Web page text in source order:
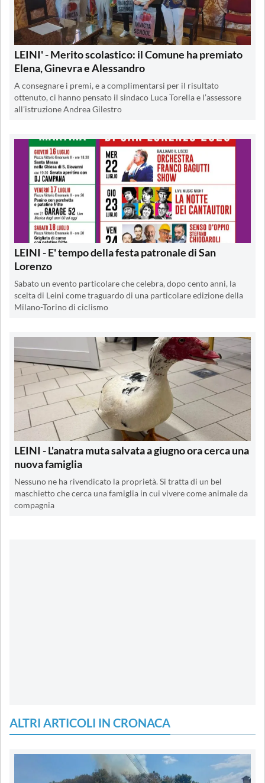
LEINI' - Merito scolastico: il Comune ha premiato
Elena, Ginevra e Alessandro
A consegnare i premi, e a complimentarsi per il risultato
ottenuto, ci hanno pensato il sindaco Luca Torella e l’assessore
all’istruzione Andrea Gilestro
LEINI - E' tempo della festa patronale di San
Lorenzo
Sabato un evento particolare che celebra, dopo cento anni, la
scelta di Leini come traguardo di una particolare edizione della
Milano-Torino di ciclismo
LEINI - L'anatra muta salvata a giugno ora cerca una
nuova famiglia
Nessuno ne ha rivendicato la proprietà. Si tratta di un bel
maschietto che cerca una famiglia in cui vivere come animale da
compagnia
ALTRI ARTICOLI IN CRONACA